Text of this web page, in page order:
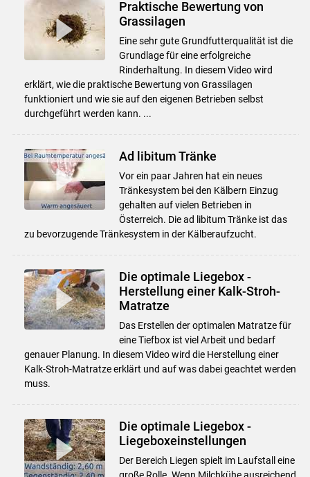
Praktische Bewertung von
Grassilagen
Eine sehr gute Grundfutterqualität ist die
Grundlage für eine erfolgreiche
Rinderhaltung. In diesem Video wird
erklärt, wie die praktische Bewertung von Grassilagen
funktioniert und wie sie auf den eigenen Betrieben selbst
durchgeführt werden kann. ...
Ad libitum Tränke
Vor ein paar Jahren hat ein neues
Tränkesystem bei den Kälbern Einzug
gehalten auf vielen Betrieben in
Österreich. Die ad libitum Tränke ist das
zu bevorzugende Tränkesystem in der Kälberaufzucht.
Die optimale Liegebox -
Herstellung einer Kalk-Stroh-
Matratze
Das Erstellen der optimalen Matratze für
eine Tiefbox ist viel Arbeit und bedarf
genauer Planung. In diesem Video wird die Herstellung einer
Kalk-Stroh-Matratze erklärt und auf was dabei geachtet werden
muss.
Die optimale Liegebox -
Liegeboxeinstellungen
Der Bereich Liegen spielt im Laufstall eine